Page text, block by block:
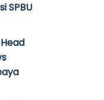
SPBU